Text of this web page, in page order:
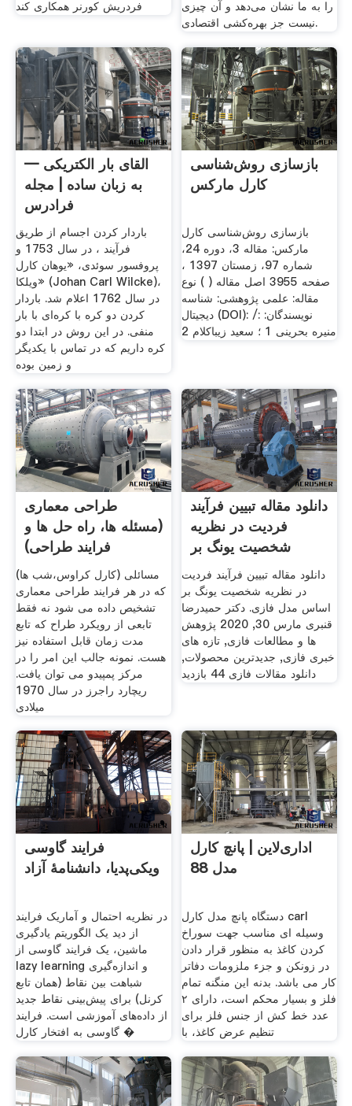
فردریش کورنر همکاری کند
را به ما نشان می‌­دهد و آن چیزی
نیست جز بهره­‌کشی اقتصادی.
القای بار الکتریکی —
به زبان ساده | مجله
فرادرس
باردار کردن اجسام از طریق
فرآیند ، در سال 1753 و
پروفسور سوئدی، «یوهان کارل
ویلکا» (Johan Carl Wilcke)،
در سال 1762 اعلام شد. باردار
کردن دو کره با کره‌ای با بار
منفی. در این روش در ابتدا دو
کره داریم که در تماس با یکدیگر
و زمین بوده
بازسازی روش‌شناسی
کارل مارکس
بازسازی روش‌شناسی کارل
مارکس: مقاله 3، دوره 24،
شماره 97، زمستان 1397 ،
صفحه 3955 اصل مقاله ( ) نوع
مقاله: علمی پژوهشی: شناسه
دیجیتال (DOI): /: نویسندگان:
منیره بحرینی 1 ؛ سعید زیباکلام 2
طراحی معماری
(مسئله ها، راه حل ها و
فرایند طراحی)
معمارشو
(کارل کراوس،شب ها) مسائلی
که در هر فرایند طراحی معماری
تشخیص داده می شود نه فقط
تابعی از رویکرد طراح که تابع
مدت زمان قابل استفاده نیز
هست. نمونه جالب این امر را در
مرکز پمپیدو می توان یافت.
ریچارد راجرز در سال 1970
میلادی
دانلود مقاله تبیین فرآیند
فردیت در نظریه
شخصیت یونگ بر
دانلود مقاله تبیین فرآیند فردیت
در نظریه شخصیت یونگ بر
اساس مدل فازی. دکتر حمیدرضا
قنبری مارس 30, 2020 پژوهش
ها و مطالعات فازی, تازه های
خبری فازی, جدیدترین محصولات,
دانلود مقالات فازی 44 بازدید
فرایند گاوسی
ویکی‌پدیا، دانشنامهٔ آزاد
در نظریه احتمال و آماریک فرایند
از دید یک الگوریتم یادگیری
ماشین، یک فرایند گاوسی از
lazy learning و اندازه‌گیری
شباهت بین نقاط (همان تابع
کرنل) برای پیش‌بینی نقاط جدید
از داده‌های آموزشی است. فرایند
گاوسی به افتخار کارل �
اداری‌لاین | پانچ کارل
مدل 88
دستگاه پانچ مدل کارل carl
وسیله ای مناسب جهت سوراخ
کردن کاغذ به منظور قرار دادن
در زونکن و جزء ملزومات دفاتر
کار می باشد. بدنه این منگنه تمام
فلز و بسیار محکم است، دارای ۲
عدد خط کش از جنس فلز برای
تنظیم عرض کاغذ، با